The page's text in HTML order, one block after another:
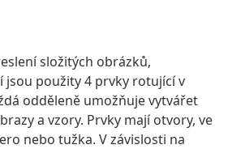
složitých obrázků,
jsou použity 4 prvky rotující v
odděleně umožňuje vytvářet
a vzory. Prvky mají otvory, ve
nebo tužka. V závislosti na